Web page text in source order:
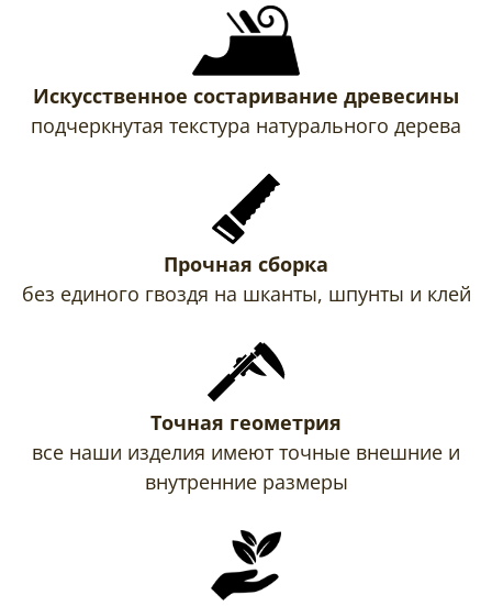
Искусственное состаривание древесины
подчеркнутая текстура натурального дерева
Прочная сборка
без единого гвоздя на шканты, шпунты и клей
Точная геометрия
все наши изделия имеют точные внешние и
внутренние размеры